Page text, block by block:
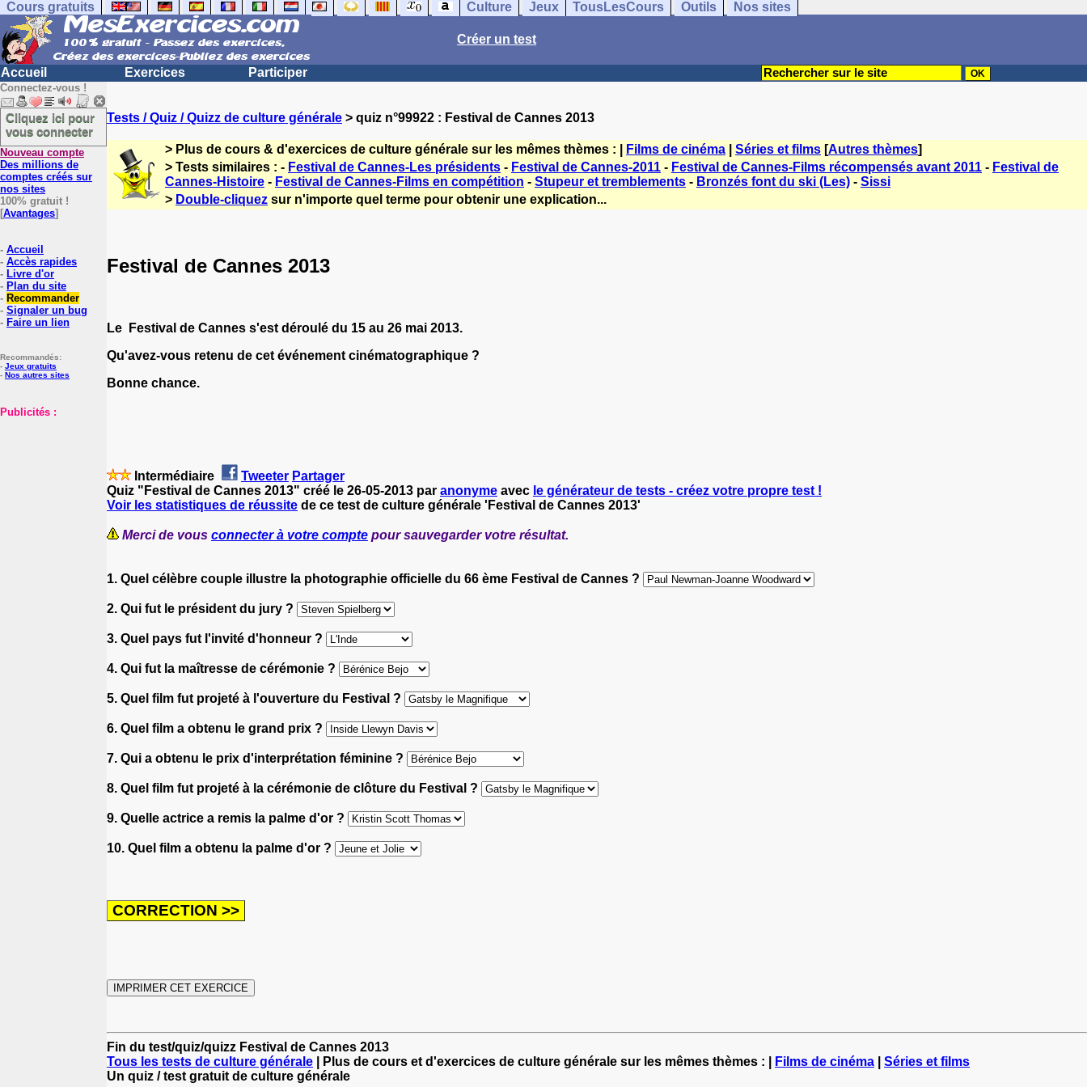
Cours gratuits Culture Jeux TousLesCours Outils Nos sites
Créer un test
Accueil Exercices Participer
Connectez-vous !
Cliquez ici pour
vous connecter
Nouveau compte
Des millions de
comptes créés sur
nos sites
100% gratuit !
[Avantages]
- Accueil
- Accès rapides
- Livre d'or
- Plan du site
- Recommander
- Signaler un bug
- Faire un lien
Recommandés:
- Jeux gratuits
- Nos autres sites
Publicités :
Tests / Quiz / Quizz de culture générale > quiz n°99922 : Festival de Cannes 2013
> Plus de cours & d'exercices de culture générale sur les mêmes thèmes : | Films de cinéma Séries et films [Autres thèmes]
> Tests similaires : - Festival de Cannes-Les présidents - Festival de Cannes-2011 - Festival de Cannes-Films récompensés avant 2011 - Festival de
Cannes-Histoire - Festival de Cannes-Films en compétition - Stupeur et tremblements - Bronzés font du ski (Les) - Sissi
> Double-cliquez sur n'importe quel terme pour obtenir une explication...
Festival de Cannes 2013
Le Festival de Cannes s'est déroulé du 15 au 26 mai 2013.
Qu'avez-vous retenu de cet événement cinématographique ?
Bonne chance.
Intermédiaire Tweeter Partager
Quiz "Festival de Cannes 2013" créé le 26-05-2013 par anonyme avec le générateur de tests - créez votre propre test !
Voir les statistiques de réussite de ce test de culture générale 'Festival de Cannes 2013'
Merci de vous connecter à votre compte pour sauvegarder votre résultat.
1. Quel célèbre couple illustre la photographie officielle du 66 ème Festival de Cannes ?
2. Qui fut le président du jury ?
3. Quel pays fut l'invité d'honneur ?
4. Qui fut la maîtresse de cérémonie ?
5. Quel film fut projeté à l'ouverture du Festival ?
6. Quel film a obtenu le grand prix ?
7. Qui a obtenu le prix d'interprétation féminine ?
8. Quel film fut projeté à la cérémonie de clôture du Festival ?
9. Quelle actrice a remis la palme d'or ?
10. Quel film a obtenu la palme d'or ?
Fin du test/quiz/quizz Festival de Cannes 2013
Tous les tests de culture générale | Plus de cours et d'exercices de culture générale sur les mêmes thèmes : | Films de cinéma
Séries et films
Un quiz / test gratuit de culture générale